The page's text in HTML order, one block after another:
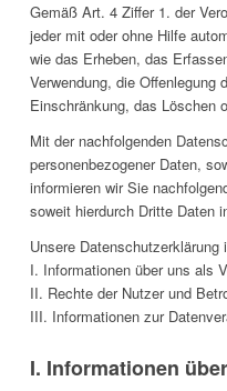
Gemäß Art. 4 Ziffer 1. der
jeder mit oder ohne Hilfe
wie das Erheben, das
Verwendung, die Offenlegung
Einschränkung, das Löschen
Mit der nachfolgenden
personenbezogener Daten,
informieren wir Sie
soweit hierdurch Dritte Daten
Unsere
I. Informationen über uns als
II. Rechte der Nutzer und
III. Informationen zur
I. Informationen